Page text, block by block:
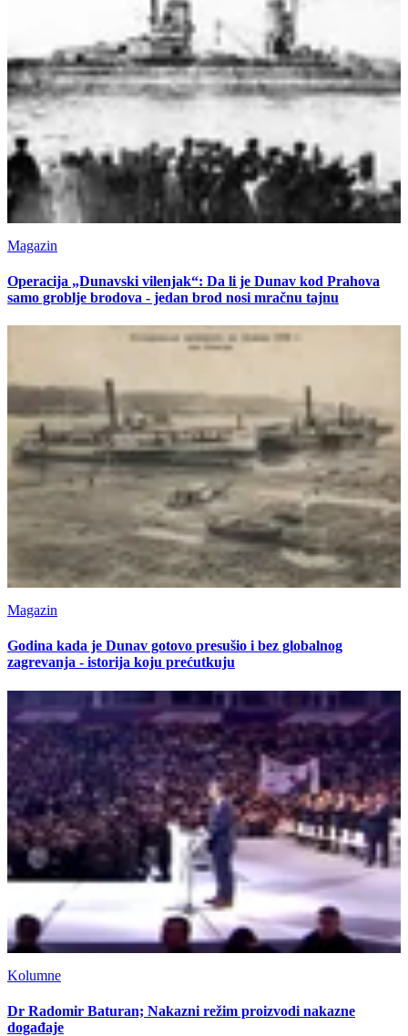
Magazin
Operacija „Dunavski vilenjak“: Da li je Dunav kod Prahova
samo groblje brodova - jedan brod nosi mračnu tajnu
Magazin
Godina kada je Dunav gotovo presušio i bez globalnog
zagrevanja - istorija koju prećutkuju
Kolumne
Dr Radomir Baturan; Nakazni režim proizvodi nakazne
događaje